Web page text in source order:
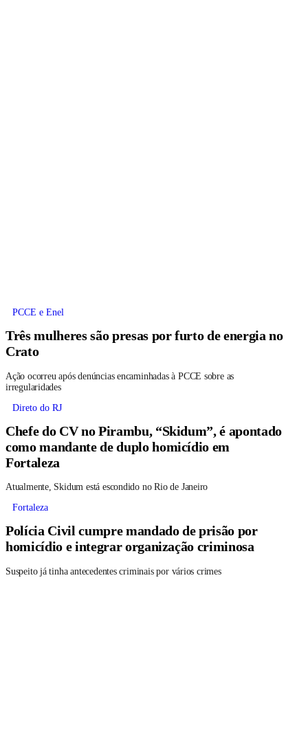
PCCE e Enel
Três mulheres são presas por furto de energia no
Crato
Ação ocorreu após denúncias encaminhadas à PCCE sobre as
irregularidades
Direto do RJ
Chefe do CV no Pirambu, “Skidum”, é apontado
como mandante de duplo homicídio em
Fortaleza
Atualmente, Skidum está escondido no Rio de Janeiro
Fortaleza
Polícia Civil cumpre mandado de prisão por
homicídio e integrar organização criminosa
Suspeito já tinha antecedentes criminais por vários crimes